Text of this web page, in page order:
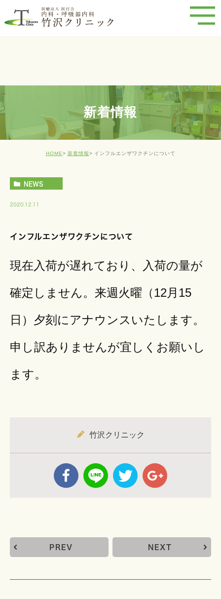
新着情報
HOME 新着情報 インフルエンザワクチンについて
NEWS
2020.12.11
インフルエンザワクチンについて
現在入荷が遅れており、入荷の量が
確定しません。来週火曜（12月15
日）夕刻にアナウンスいたします。
申し訳ありませんが宜しくお願いし
ます。
竹沢クリニック
PREV NEXT